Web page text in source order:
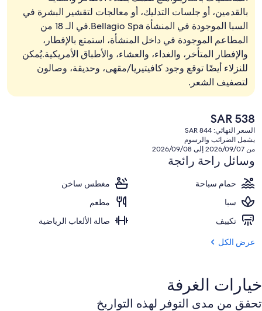
بالقدمين، أو جلسات التدليك، أو معالجات لتقشير البشرة في
السبا الموجودة في المنشأة Bellagio Spa.في الـ 18 من
المطاعم الموجودة في داخل المنشأة، استمتع بالإفطار،
والإفطار المتأخر، والغداء، والعشاء، والأطباق الأمريكية.يُمكن
للنزلاء أيضًا توقع وجود كافيتيريا/مقهى، وحديقة، وصالون
لتصفيف الشعر.
السعر
الحالي
هو
SAR
538
SAR 538
السعر النهائي: SAR 844
يشمل الضرائب والرسوم
من 2026/09/07 إلى 2026/09/08
وسائل راحة رائجة
حمام سباحة
مغطس ساخن
سبا
مطعم
تكييف
صالة الألعاب الرياضية
عرض الكل
خيارات الغرفة
تحقق من مدى التوفر لهذه التواريخ